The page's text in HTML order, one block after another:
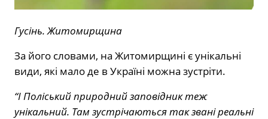
Гусінь. Житомирщина
За його словами, на Житомирщині є унікальні
види, які мало де в Україні можна зустріти.
“І Поліський природний заповідник теж
унікальний. Там зустрічаються так звані реальні